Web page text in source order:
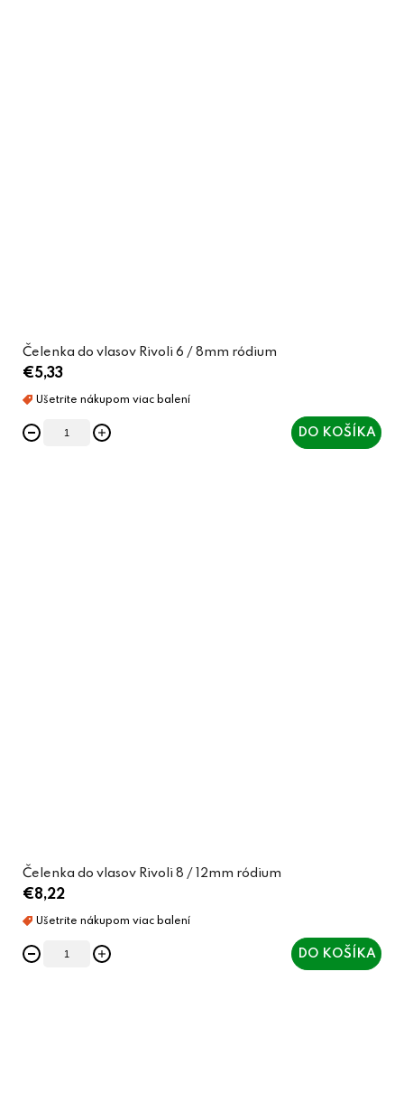
Čelenka do vlasov Rivoli 6 / 8mm ródium
€5,33
DO KOŠÍKA
Čelenka do vlasov Rivoli 8 / 12mm ródium
€8,22
DO KOŠÍKA